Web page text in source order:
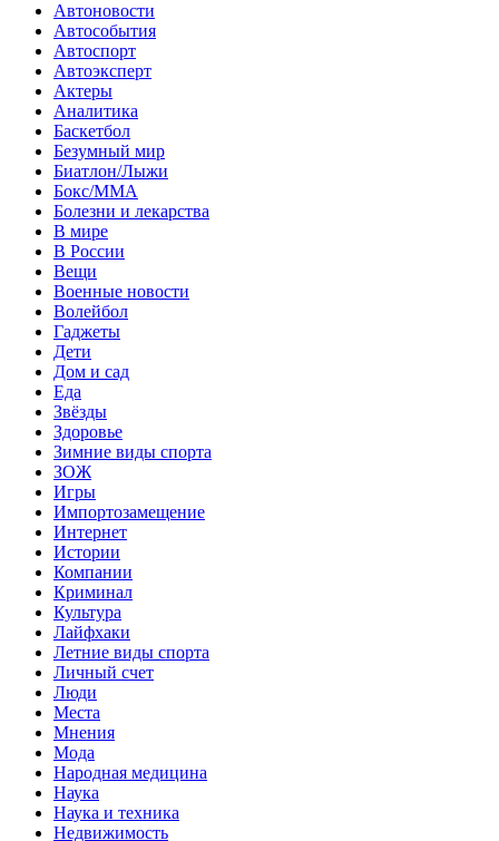
Автоновости
Автособытия
Автоспорт
Автоэксперт
Актеры
Аналитика
Баскетбол
Безумный мир
Биатлон/Лыжи
Бокс/MMA
Болезни и лекарства
В мире
В России
Вещи
Военные новости
Волейбол
Гаджеты
Дети
Дом и сад
Еда
Звёзды
Здоровье
Зимние виды спорта
ЗОЖ
Игры
Импортозамещение
Интернет
Истории
Компании
Криминал
Культура
Лайфхаки
Летние виды спорта
Личный счет
Люди
Места
Мнения
Мода
Народная медицина
Наука
Наука и техника
Недвижимость